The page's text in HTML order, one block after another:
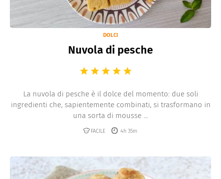
DOLCI
Nuvola di pesche
La nuvola di pesche è il dolce del momento: due soli
ingredienti che, sapientemente combinati, si trasformano in
una sorta di mousse ...
FACILE 4h 35m